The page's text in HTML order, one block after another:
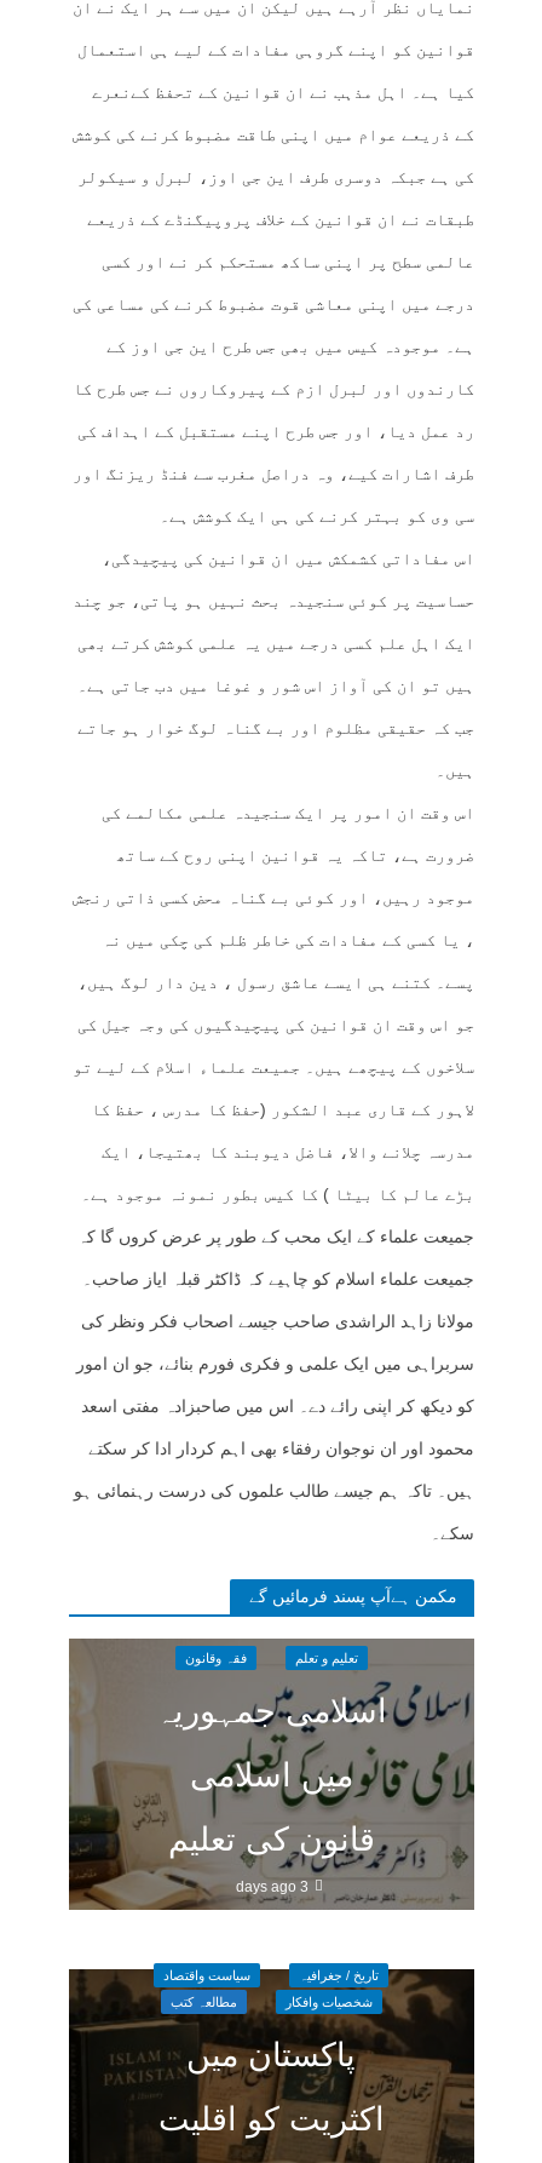
نمایاں نظر آرہے ہیں لیکن ان میں سے ہر ایک نے ان
قوانین کو اپنے گروہی مفادات کے لیے ہی استعمال
کیا ہے۔ اہل مذہب نے ان قوانین کے تحفظ کےنعرے
کے ذریعے عوام میں اپنی طاقت مضبوط کرنے کی کوشش
کی ہے جبکہ دوسری طرف این جی اوز، لبرل و سیکولر
طبقات نے ان قوانین کے خلاف پروپیگنڈے کے ذریعے
عالمی سطح پر اپنی ساکھ مستحکم کر نے اور کسی
درجے میں اپنی معاشی قوت مضبوط کرنے کی مساعی کی
ہے۔ موجودہ کیس میں بھی جس طرح این جی اوز کے
کارندوں اور لبرل ازم کے پیروکاروں نے جس طرح کا
رد عمل دیا، اور جس طرح اپنے مستقبل کے اہداف کی
طرف اشارات کیے، وہ دراصل مغرب سے فنڈ ریزنگ اور
سی وی کو بہتر کرنے کی ہی ایک کوشش ہے۔
اس مفاداتی کشمکش میں ان قوانین کی پیچیدگی،
حساسیت پر کوئی سنجیدہ بحث نہیں ہو پاتی، جو چند
ایک اہل علم کسی درجے میں یہ علمی کوشش کرتے بھی
ہیں تو ان کی آواز اس شور و غوغا میں دب جاتی ہے۔
جب کہ حقیقی مظلوم اور بے گناہ لوگ خوار ہو جاتے
ہیں۔
اس وقت ان امور پر ایک سنجیدہ علمی مکالمے کی
ضرورت ہے، تاکہ یہ قوانین اپنی روح کے ساتھ
موجود رہیں، اور کوئی بے گناہ محض کسی ذاتی رنجش
، یا کسی کے مفادات کی خاطر ظلم کی چکی میں نہ
پسے۔ کتنے ہی ایسے عاشق رسول ، دین دار لوگ ہیں،
جو اس وقت ان قوانین کی پیچیدگیوں کی وجہ جیل کی
سلاخوں کے پیچھے ہیں۔ جمیعت علماء اسلام کے لیے تو
لاہور کے قاری عبد الشکور (حفظ کا مدرس ، حفظ کا
مدرسہ چلانے والا، فاضل دیوبند کا بھتیجا، ایک
بڑے عالم کا بیٹا ) کا کیس بطور نمونہ موجود ہے۔
جمیعت علماء کے ایک محب کے طور پر عرض کروں گا کہ
جمیعت علماء اسلام کو چاہیے کہ ڈاکٹر قبلہ ایاز صاحب۔
مولانا زاہد الراشدی صاحب جیسے اصحاب فکر ونظر کی
سربراہی میں ایک علمی و فکری فورم بنائے، جو ان امور
کو دیکھ کر اپنی رائے دے۔ اس میں صاحبزادہ مفتی اسعد
محمود اور ان نوجوان رفقاء بھی اہم کردار ادا کر سکتے
ہیں۔ تاکہ ہم جیسے طالب علموں کی درست رہنمائی ہو
سکے۔
مکمن ہےآپ پسند فرمائیں گے
تعلیم و تعلم فقہ وقانون
اسلامی جمہوریہ
میں اسلامی
قانون کی تعلیم
3 days ago
تاریخ / جغرافیہ
سیاست واقتصاد
شخصیات وافکار
مطالعہ کتب
پاکستان میں
اکثریت کو اقلیت